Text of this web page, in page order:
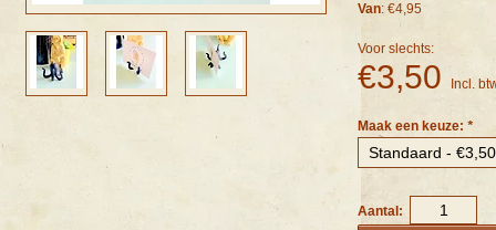
Van: €4,95
Voor slechts:
€3,50 Incl.
Maak een keuze: *
Aantal: